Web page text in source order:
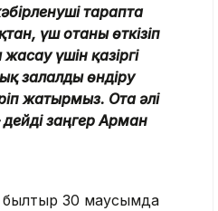
тарапта
үш отаны өткізіп
үшін қазіргі
залалды өндіру
жатырмыз. Ота әлі
заңгер Арман
былтыр 30 маусымда